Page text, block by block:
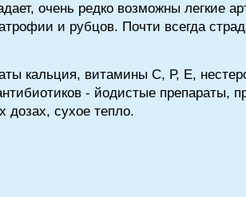
очень редко возможны легкие
и рубцов. Почти всегда
кальция, витамины С, Р, Е,
- йодистые препараты,
дозах, сухое тепло.